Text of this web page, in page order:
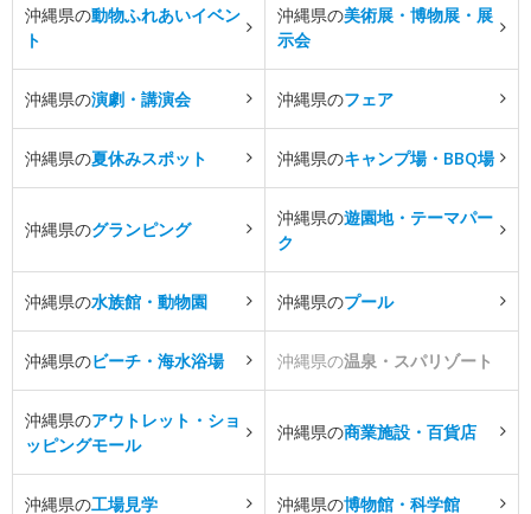
沖縄県の動物ふれあいイベン
ト
沖縄県の美術展・博物展・展
示会
沖縄県の演劇・講演会 沖縄県のフェア
沖縄県の夏休みスポット 沖縄県のキャンプ場・BBQ場
沖縄県のグランピング
沖縄県の遊園地・テーマパー
ク
沖縄県の水族館・動物園 沖縄県のプール
沖縄県のビーチ・海水浴場 沖縄県の温泉・スパリゾート
沖縄県のアウトレット・ショ
ッピングモール
沖縄県の商業施設・百貨店
沖縄県の工場見学 沖縄県の博物館・科学館